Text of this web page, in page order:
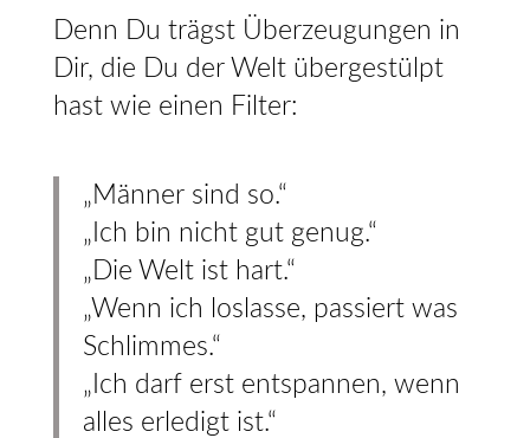
Denn Du trägst Überzeugungen in
Dir, die Du der Welt übergestülpt
hast wie einen Filter:
„Männer sind so.“
„Ich bin nicht gut genug.“
„Die Welt ist hart.“
„Wenn ich loslasse, passiert was
Schlimmes.“
„Ich darf erst entspannen, wenn
alles erledigt ist.“